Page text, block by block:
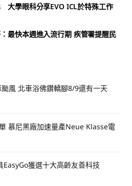
大學眼科分享EVO ICL於特殊工作
最快本週進入流行期 疾管署提醒民
風 北車浴佛鑽轎腳8/9還有一天
慕尼黑廠加速量產Neue Klasse電
獲選十大高齡友善科技